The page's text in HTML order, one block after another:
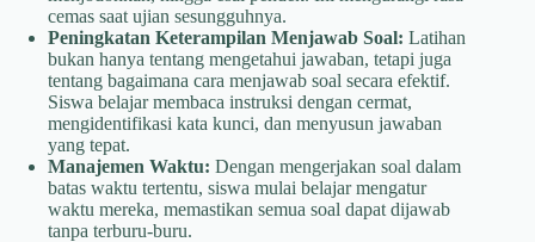
cemas saat ujian sesungguhnya.
Peningkatan Keterampilan Menjawab Soal: Latihan
bukan hanya tentang mengetahui jawaban, tetapi juga
tentang bagaimana cara menjawab soal secara efektif.
Siswa belajar membaca instruksi dengan cermat,
mengidentifikasi kata kunci, dan menyusun jawaban
yang tepat.
Manajemen Waktu: Dengan mengerjakan soal dalam
batas waktu tertentu, siswa mulai belajar mengatur
waktu mereka, memastikan semua soal dapat dijawab
tanpa terburu-buru.